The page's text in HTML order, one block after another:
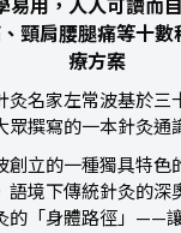
易用，人人可讀而
頸肩腰腿痛等十數
療方案
灸名家左常波基於三
眾撰寫的一本針灸通
創立的一種獨具特色
語境下傳統針灸的深
的「身體路徑」——